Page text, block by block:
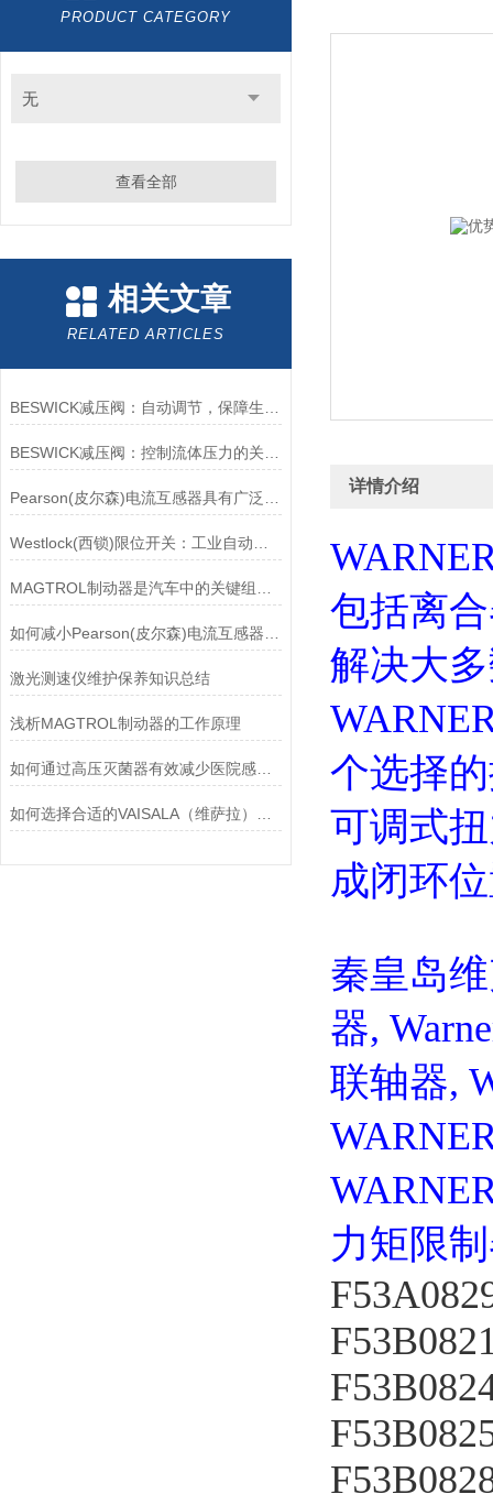
PRODUCT CATEGORY
无
查看全部
相关文章
RELATED ARTICLES
激光测速仪维护保养知识总结
浅析MAGTROL制动器的工作原理
如何通过高压灭菌器有效减少医院感染风险？
详情介绍
包括离
解决大
个选择
可调式
成闭环
秦皇岛
器,
联轴器,
力矩限